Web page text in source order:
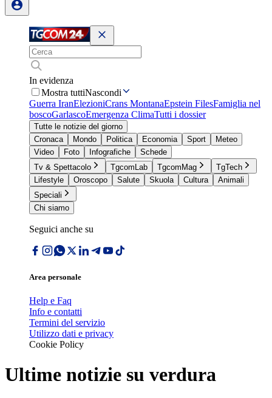
In evidenza
Mostra tuttiNascondi
Guerra IranElezioniCrans MontanaEpstein FilesFamiglia nel
boscoGarlascoEmergenza ClimaTutti i dossier
Tutte le notizie del giorno
Cronaca
Mondo Politica Economia Sport
Meteo
Video
Foto Infografiche
Schede
Tv & Spettacolo
TgcomLab TgcomMag
TgTech
Lifestyle
Oroscopo Salute Skuola Cultura
Animali
Speciali
Chi siamo
Seguici anche su
Area personale
Help e Faq
Info e contatti
Termini del servizio
Utilizzo dati e privacy
Cookie Policy
Ultime notizie su verdura